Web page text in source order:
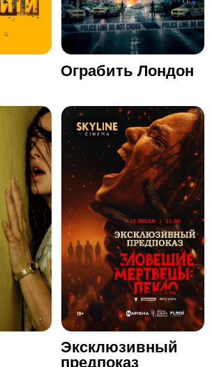
Ограбить Лондон
Эксклюзивный
предпоказ